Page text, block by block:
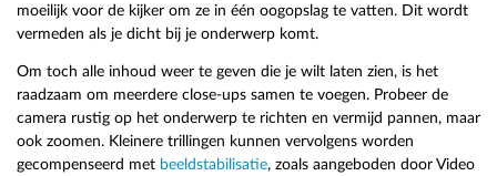
moeilijk voor de kijker om ze in één oogopslag te vatten. Dit wordt
vermeden als je dicht bij je onderwerp komt.
Om toch alle inhoud weer te geven die je wilt laten zien, is het
raadzaam om meerdere close-ups samen te voegen. Probeer de
camera rustig op het onderwerp te richten en vermijd pannen, maar
ook zoomen. Kleinere trillingen kunnen vervolgens worden
gecompenseerd met beeldstabilisatie, zoals aangeboden door Video